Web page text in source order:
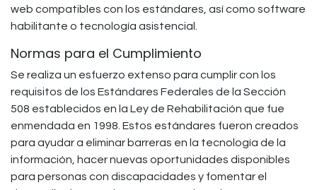
web compatibles con los estándares, así como software
habilitante o tecnología asistencial.
Normas para el Cumplimiento
Se realiza un esfuerzo extenso para cumplir con los
requisitos de los Estándares Federales de la Sección
508 establecidos en la Ley de Rehabilitación que fue
enmendada en 1998. Estos estándares fueron creados
para ayudar a eliminar barreras en la tecnología de la
información, hacer nuevas oportunidades disponibles
para personas con discapacidades y fomentar el